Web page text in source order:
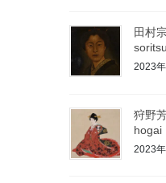
田村
soritsu
2023
狩野
hogai
2023